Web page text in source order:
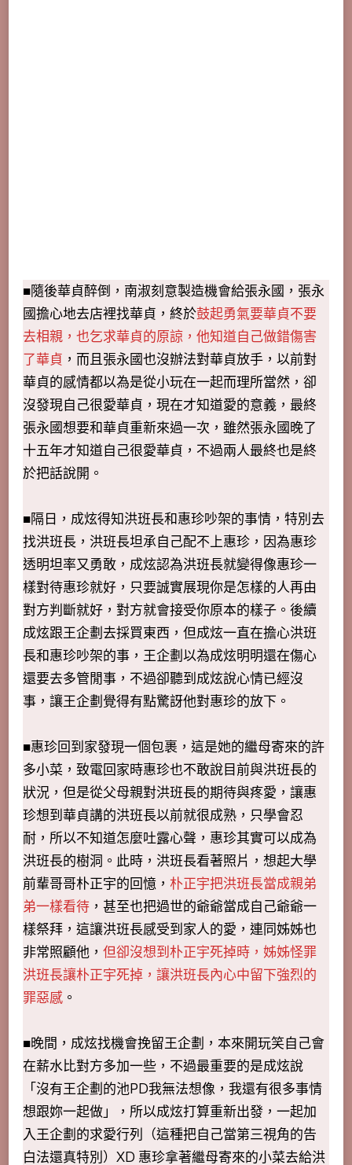
■隨後華貞醉倒，南淑刻意製造機會給張永國，張永
國擔心地去店裡找華貞，終於鼓起勇氣要華貞不要
去相親，也乞求華貞的原諒，他知道自己做錯傷害
了華貞 ，而且張永國也沒辦法對華貞放手，以前對
華貞的感情都以為是從小玩在一起而理所當然，卻
沒發現自己很愛華貞，現在才知道愛的意義，最終
張永國想要和華貞重新來過一次，雖然張永國晚了
十五年才知道自己很愛華貞，不過兩人最終也是終
於把話說開。
■隔日，成炫得知洪班長和惠珍吵架的事情，特別去
找洪班長，洪班長坦承自己配不上惠珍，因為惠珍
透明坦率又勇敢，成炫認為洪班長就變得像惠珍一
樣對待惠珍就好，只要誠實展現你是怎樣的人再由
對方判斷就好，對方就會接受你原本的樣子。後續
成炫跟王企劃去採買東西，但成炫一直在擔心洪班
長和惠珍吵架的事，王企劃以為成炫明明還在傷心
還要去多管閒事，不過卻聽到成炫說心情已經沒
事，讓王企劃覺得有點驚訝他對惠珍的放下。
■惠珍回到家發現一個包裹，這是她的繼母寄來的許
多小菜，致電回家時惠珍也不敢說目前與洪班長的
狀況，但是從父母親對洪班長的期待與疼愛，讓惠
珍想到華貞講的洪班長以前就很成熟，只學會忍
耐，所以不知道怎麼吐露心聲，惠珍其實可以成為
洪班長的樹洞。此時，洪班長看著照片，想起大學
前輩哥哥朴正宇的回憶， 朴正宇把洪班長當成親弟
弟一樣看待 ，甚至也把過世的爺爺當成自己爺爺一
樣祭拜，這讓洪班長感受到家人的愛，連同姊姊也
非常照顧他， 但卻沒想到朴正宇死掉時，姊姊怪罪
洪班長讓朴正宇死掉，讓洪班長內心中留下強烈的
罪惡感 。
■晚間，成炫找機會挽留王企劃，本來開玩笑自己會
在薪水比對方多加一些，不過最重要的是成炫說
「沒有王企劃的池PD我無法想像，我還有很多事情
想跟妳一起做」，所以成炫打算重新出發，一起加
入王企劃的求愛行列（這種把自己當第三視角的告
白法還真特別）XD 惠珍拿著繼母寄來的小菜去給洪